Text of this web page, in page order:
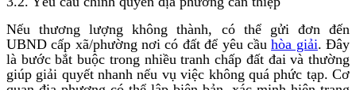
Nếu thương lượng không thành, có thể gửi đơn đến
UBND cấp xã/phường nơi có đất để yêu cầuhòa giải. Đây
là bước bắt buộc trong nhiều tranh chấp đất đai và thường
giúp giải quyết nhanh nếu vụ việc không quá phức tạp. Cơ